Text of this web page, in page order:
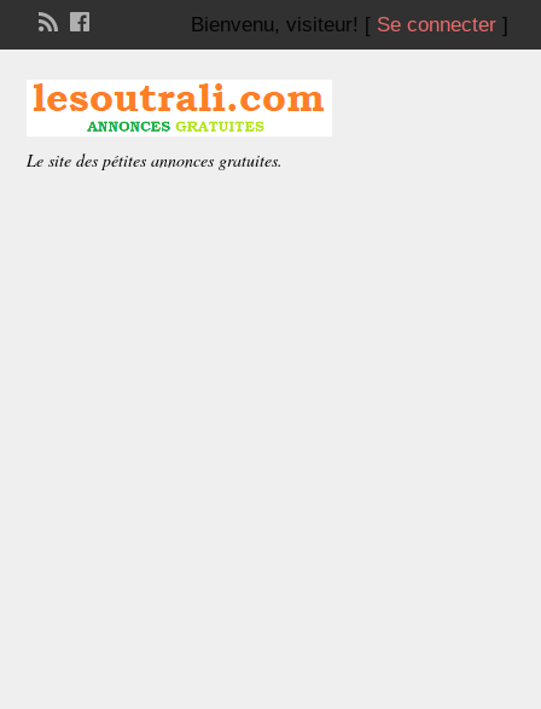
Bienvenu, visiteur! [ Se connecter]
Le site des pétites annonces gratuites.